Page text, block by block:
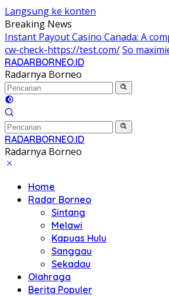
Langsung ke konten
Breaking News
Instant Payout Casino Canada: A
cw-check-https://test.com/So
RADARBORNEO.ID
Radarnya Borneo
RADARBORNEO.ID
Radarnya Borneo
Home
Radar Borneo
Sintang
Melawi
Kapuas Hulu
Sanggau
Sekadau
Olahraga
Berita Populer